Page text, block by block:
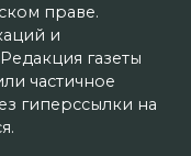
праве.
и
газеты
частичное
гиперссылки на